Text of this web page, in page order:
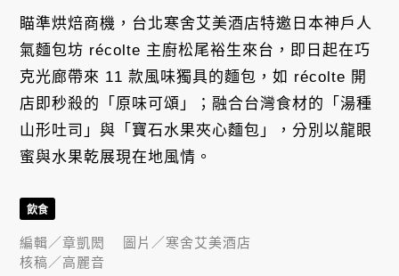
瞄準烘焙商機，台北寒舍艾美酒店特邀日本神戶人
氣麵包坊 récolte 主廚松尾裕生來台，即日起在巧
克光廊帶來 11 款風味獨具的麵包，如 récolte 開
店即秒殺的「原味可頌」；融合台灣食材的「湯種
山形吐司」與「寶石水果夾心麵包」，分別以龍眼
蜜與水果乾展現在地風情。
飲食
編輯／章凱閎 圖片／寒舍艾美酒店
核稿／高麗音